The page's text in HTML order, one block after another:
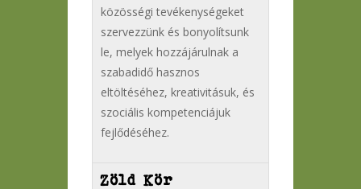
közösségi tevékenységeket
szervezzünk és bonyolítsunk
le, melyek hozzájárulnak a
szabadidő hasznos
eltöltéséhez, kreativitásuk, és
szociális kompetenciájuk
fejlődéséhez.
Zöld Kör